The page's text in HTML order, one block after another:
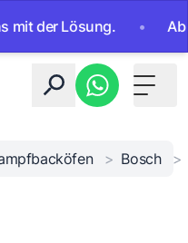
Lösung. • Ab
Toggle
> Bosch >